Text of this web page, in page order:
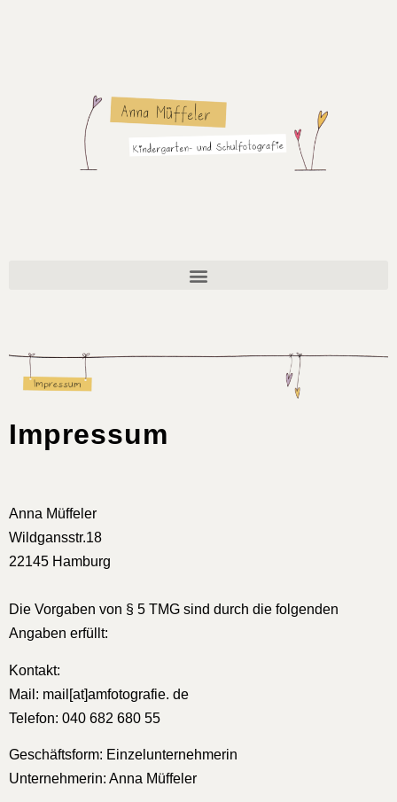
Impressum
Anna Müffeler
Wildgansstr.18
22145 Hamburg
Die Vorgaben von § 5 TMG sind durch die folgenden
Angaben erfüllt:
Kontakt:
Mail: mail[at]amfotografie. de
Telefon: 040 682 680 55
Geschäftsform: Einzelunternehmerin
Unternehmerin: Anna Müffeler